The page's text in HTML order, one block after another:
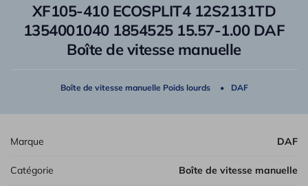
XF105-410 ECOSPLIT4 12S2131TD
1354001040 1854525 15.57-1.00 DAF
Boîte de vitesse manuelle
Boîte de vitesse manuelle Poids lourds DAF
Marque DAF
Catégorie Boîte de vitesse manuelle